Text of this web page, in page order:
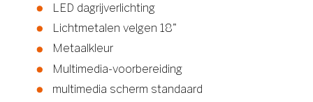
LED dagrijverlichting
Lichtmetalen velgen 18"
Metaalkleur
Multimedia-voorbereiding
multimedia scherm standaard